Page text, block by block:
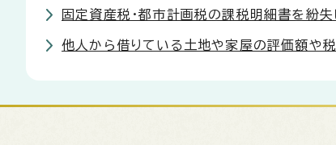
固定資産税・都市計画税の課税明細書を紛失
他人から借りている土地や家屋の評価額や